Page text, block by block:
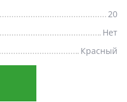
20
Нет
Красный